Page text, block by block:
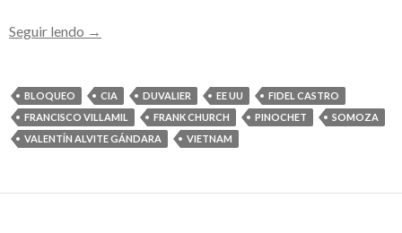
Seguir lendo
O
a
Cuba
danos
→
BLOQUEO CIA DUVALIER EE UU
FIDEL CASTRO
FRANCISCO VILLAMIL
FRANK CHURCH PINOCHET
SOMOZA
VALENTÍN ALVITE GÁNDARA
VIETNAM